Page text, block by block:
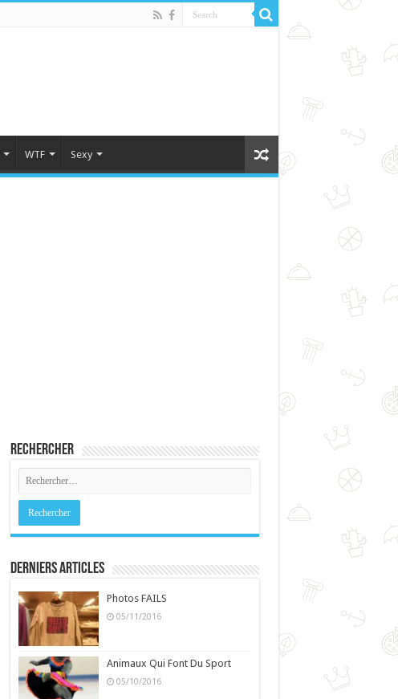
WTF Sexy
Rechercher
Derniers Articles
Photos FAILS
05/11/2016
Animaux Qui Font Du Sport
05/10/2016